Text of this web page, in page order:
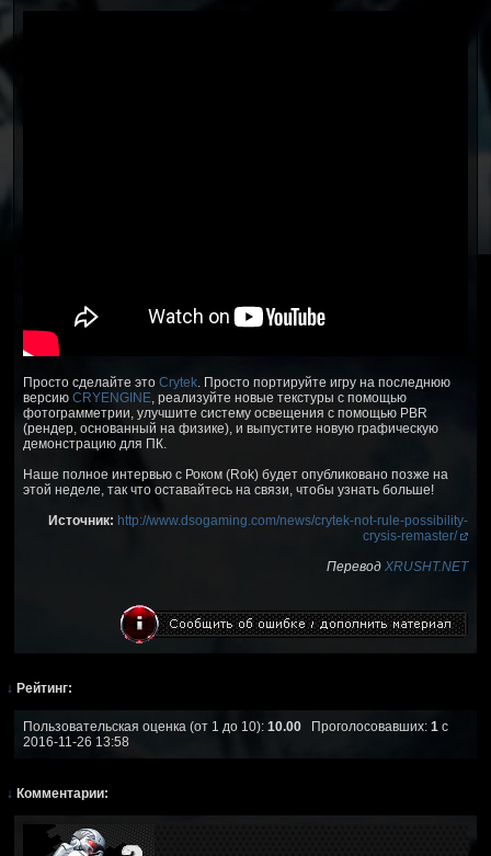
Просто сделайте это Crytek . Просто портируйте игру на последнюю
версию CRYENGINE , реализуйте новые текстуры с помощью
фотограмметрии, улучшите систему освещения с помощью PBR
(рендер, основанный на физике), и выпустите новую графическую
демонстрацию для ПК.
Наше полное интервью с Роком (Rok) будет опубликовано позже на
этой неделе, так что оставайтесь на связи, чтобы узнать больше!
Источник: http://www.dsogaming.com/news/crytek-not-rule-possibility-
crysis-remaster/
Перевод XRUSHT.NET
↓ Рейтинг:
Пользовательская оценка (от 1 до 10): 10.00 Проголосовавших: 1 с
2016-11-26 13:58
↓ Комментарии: